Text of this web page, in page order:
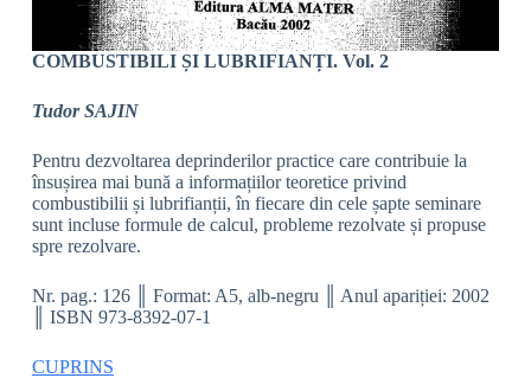
COMBUSTIBILI ȘI LUBRIFIANȚI. Vol. 2
Tudor SAJIN
Pentru dezvoltarea deprinderilor practice care contribuie la
însușirea mai bună a informațiilor teoretice privind
combustibilii și lubrifianții, în fiecare din cele șapte seminare
sunt incluse formule de calcul, probleme rezolvate și propuse
spre rezolvare.
Nr. pag.: 126 ║ Format: A5, alb-negru ║ Anul apariției: 2002
║ ISBN 973-8392-07-1
CUPRINS